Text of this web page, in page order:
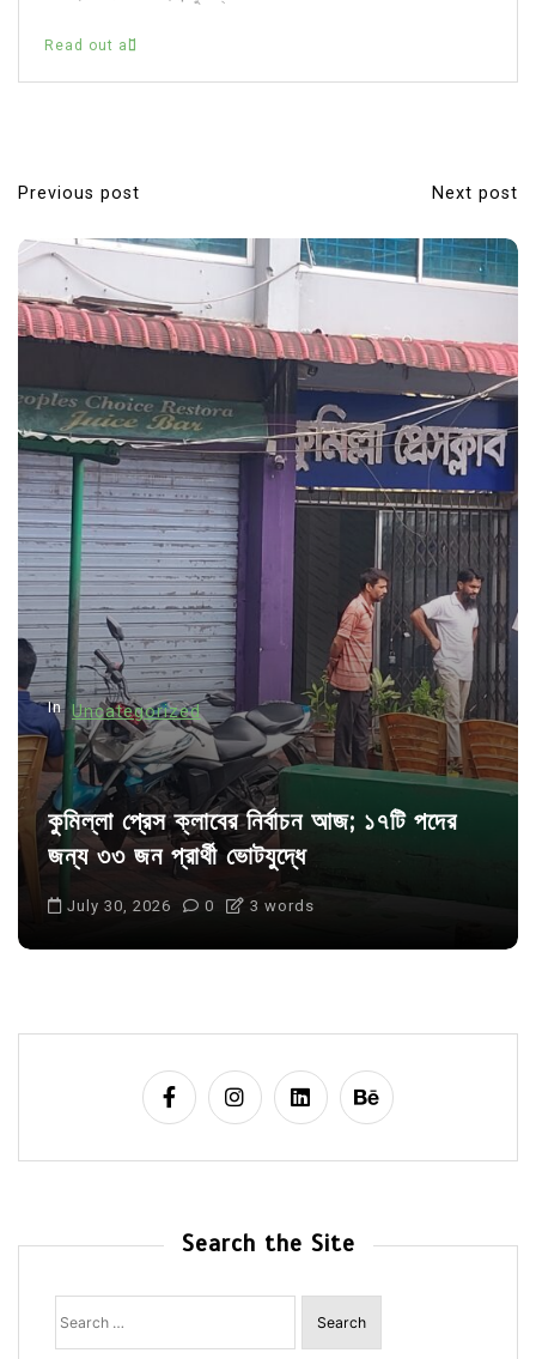
Read out all
P
o
t
a
v
i
g
a
t
i
o
n
Previous post Next post
In Uncategorized
কুমিল্লা প্রেস ক্লাবের নির্বাচন আজ; ১৭টি পদের
জন্য ৩৩ জন প্রার্থী ভোটযুদ্ধে
July 30, 2026 0 3 words
Search the Site
Search
for: